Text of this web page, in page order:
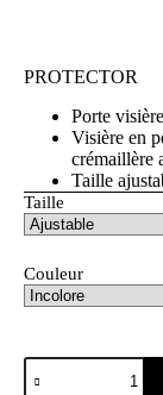
PROTECTOR
Porte
Visière en
crémaillère
Taille
Taille
Couleur